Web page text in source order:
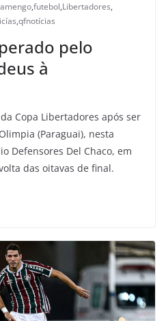
,futebol,Libertadores,
,qfnotícias
pelo
à
Copa Libertadores após ser
(Paraguai), nesta
Defensores Del Chaco, em
das oitavas de final.